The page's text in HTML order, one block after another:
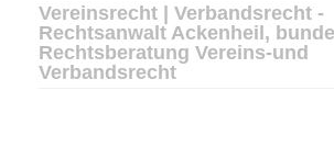
Vereinsrecht | Verbandsrecht -
Rechtsanwalt Ackenheil,
Rechtsberatung Vereins-und
Verbandsrecht